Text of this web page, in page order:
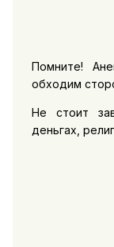
Помните!
обходим
Не стоит
деньгах,